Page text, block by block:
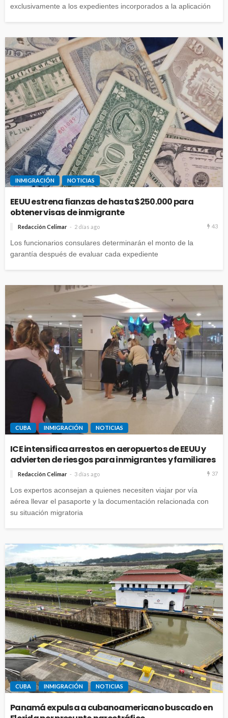
exclusivamente a los expedientes incorporados a la aplicación
INMIGRACIÓN NOTICIAS
EEUU estrena fianzas de hasta $250.000 para
obtener visas de inmigrante
Redacción Celimar 2 días ago 43
Los funcionarios consulares determinarán el monto de la
garantía después de evaluar cada expediente
CUBA INMIGRACIÓN NOTICIAS
ICE intensifica arrestos en aeropuertos de EEUU y
advierten de riesgos para inmigrantes y familiares
Redacción Celimar 3 días ago 37
Los expertos aconsejan a quienes necesiten viajar por vía
aérea llevar el pasaporte y la documentación relacionada con
su situación migratoria
CUBA INMIGRACIÓN NOTICIAS
Panamá expulsa a cubanoamericano buscado en